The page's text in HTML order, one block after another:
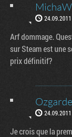
24.09.2011
Arf dommage.
sur Steam est une
prix définitif?
24.09.2011
Je crois que la